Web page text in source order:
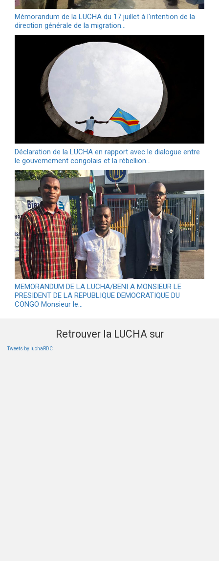
Mémorandum de la LUCHA du 17 juillet à l'intention de la
direction générale de la migration…
Déclaration de la LUCHA en rapport avec le dialogue entre
le gouvernement congolais et la rébellion…
MEMORANDUM DE LA LUCHA/BENI A MONSIEUR LE
PRESIDENT DE LA REPUBLIQUE DEMOCRATIQUE DU
CONGO Monsieur le…
Retrouver la LUCHA sur
Tweets by luchaRDC